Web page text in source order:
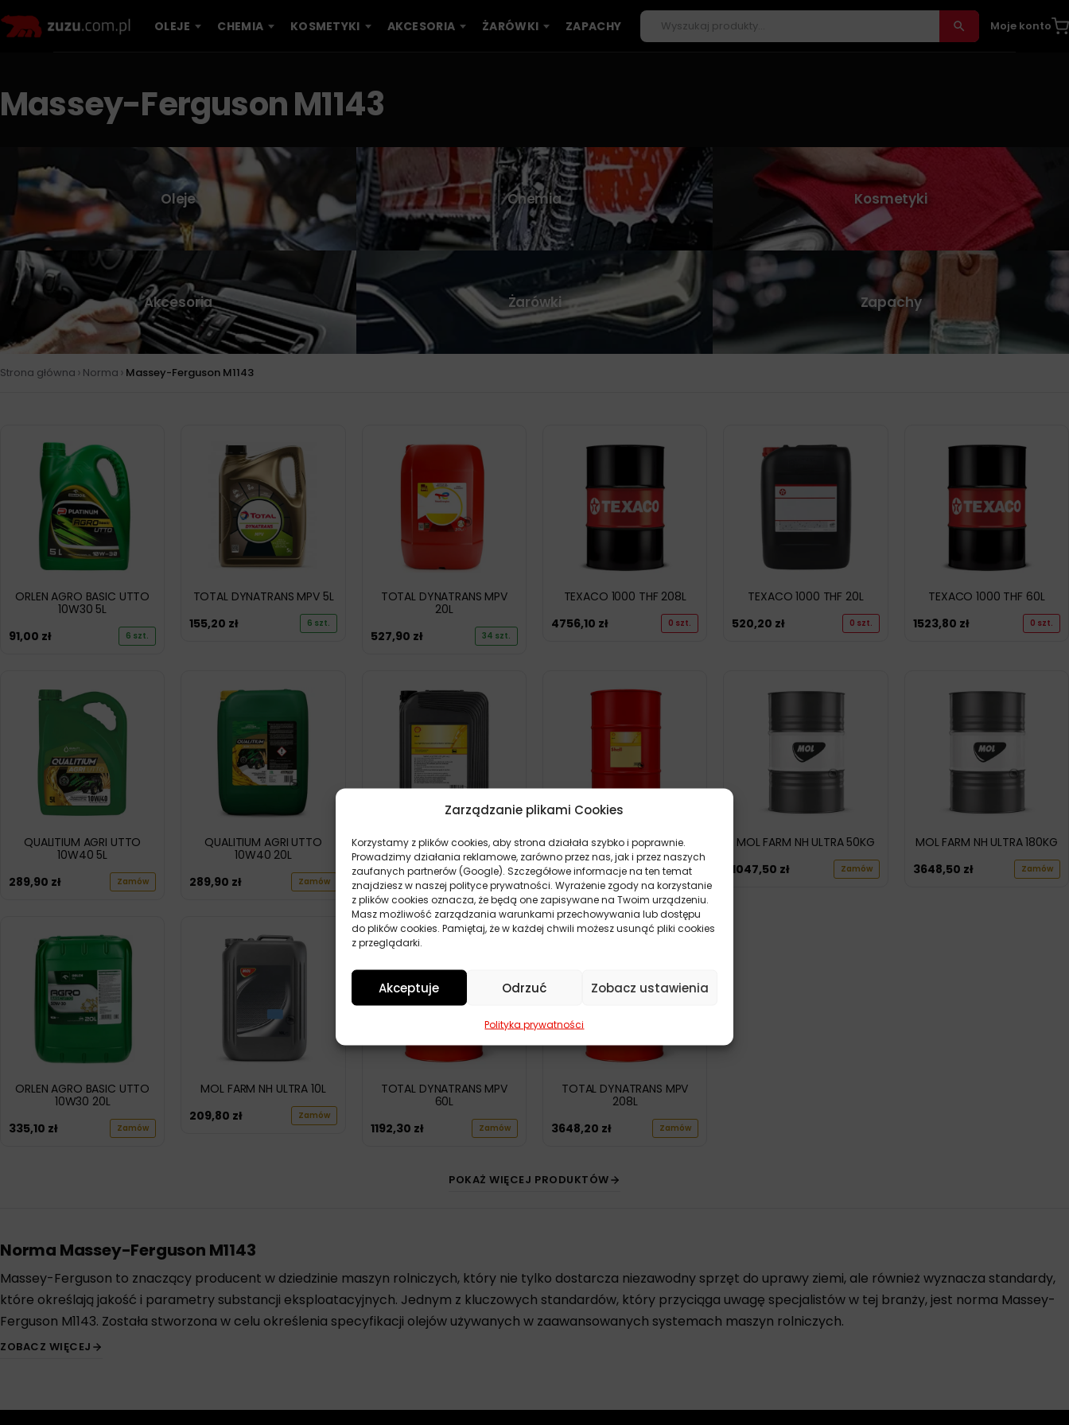
Zarządzanie plikami Cookies
Korzystamy z plików cookies, aby strona działała szybko i poprawnie.
Prowadzimy działania reklamowe, zarówno przez nas, jak i przez naszych
zaufanych partnerów (Google). Szczegółowe informacje na ten temat
znajdziesz w naszej polityce prywatności. Wyrażenie zgody na korzystanie
z plików cookies oznacza, że będą one zapisywane na Twoim urządzeniu.
Masz możliwość zarządzania warunkami przechowywania lub dostępu
do plików cookies. Pamiętaj, że w każdej chwili możesz usunąć pliki cookies
z przeglądarki.
Akceptuje Odrzuć Zobacz ustawienia
Polityka prywatności
OLEJE CHEMIA KOSMETYKI AKCESORIA ŻARÓWKI ZAPACHY Moje konto
Massey-Ferguson M1143
Oleje Chemia Kosmetyki
Akcesoria Żarówki Zapachy
Strona główna › Norma › Massey-Ferguson M1143
ORLEN AGRO BASIC UTTO
10W30 5L
91,00 zł 6 szt.
TOTAL DYNATRANS MPV 5L
155,20 zł 6 szt.
TOTAL DYNATRANS MPV
20L
527,90 zł 34 szt.
TEXACO 1000 THF 208L
4756,10 zł 0 szt.
TEXACO 1000 THF 20L
520,20 zł 0 szt.
TEXACO 1000 THF 60L
1523,80 zł 0 szt.
QUALITIUM AGRI UTTO
10W40 5L
289,90 zł Zamów
QUALITIUM AGRI UTTO
10W40 20L
289,90 zł Zamów
SHELL SPIRAX S4 TXM 20L
419,40zł Zamów
SHELL SPIRAX S4 TXM 209L
3856,00zł Zamów
MOL FARM NH ULTRA 50KG
1047,50 zł Zamów
MOL FARM NH ULTRA 180KG
3648,50 zł Zamów
ORLEN AGRO BASIC UTTO
10W30 20L
335,10 zł Zamów
MOL FARM NH ULTRA 10L
209,80 zł Zamów
TOTAL DYNATRANS MPV
60L
1192,30 zł Zamów
TOTAL DYNATRANS MPV
208L
3648,20 zł Zamów
POKAŻ WIĘCEJ PRODUKTÓW
Norma Massey-Ferguson M1143
Massey-Ferguson to znaczący producent w dziedzinie maszyn rolniczych, który nie tylko dostarcza niezawodny sprzęt do uprawy ziemi, ale również wyznacza standardy,
które określają jakość i parametry substancji eksploatacyjnych. Jednym z kluczowych standardów, który przyciąga uwagę specjalistów w tej branży, jest norma Massey-
Ferguson M1143. Została stworzona w celu określenia specyfikacji olejów używanych w zaawansowanych systemach maszyn rolniczych.
Dodatkowo, norma M1143 odzwierciedla doświadczenie i innowacyjność firmy Massey-Ferguson w dziedzinie technologii maszyn rolniczych. Dzięki normie, producenci
ZOBACZ WIĘCEJ